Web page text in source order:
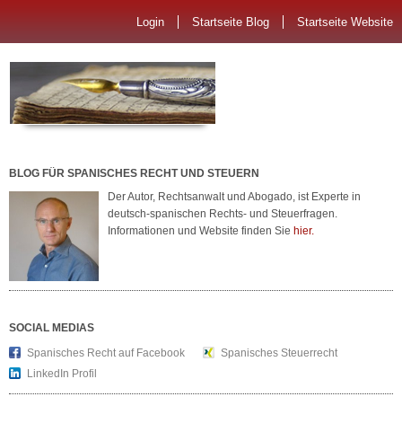
Login Startseite Blog Startseite Website
BLOG FÜR SPANISCHES RECHT UND STEUERN
Der Autor, Rechtsanwalt und Abogado, ist Experte in
deutsch-spanischen Rechts- und Steuerfragen.
Informationen und Website finden Sie hier.
SOCIAL MEDIAS
Spanisches Recht auf Facebook
Spanisches Steuerrecht
LinkedIn Profil